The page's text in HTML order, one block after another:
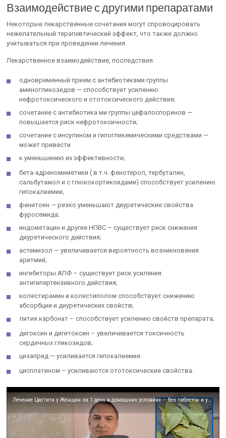
Взаимодействие с другими препаратами
Некоторые лекарственные сочетания могут спровоцировать
нежелательный терапевтический эффект, что также должно
учитываться при проведении лечения.
Лекарственное взаимодействие, последствия:
одновременный прием с антибиотиками группы
аминогликозидов — способствует усилению
нефротоксического и ототоксического действия;
сочетание с антибиотика ми группы цефалоспоринов —
повышается риск нефротоксичности;
сочетание с инсулином и гипогликемическими средствами —
может привести
к уменьшению их эффективности;
бета-адреномиметики ( в т.ч. фенотерол, тербуталин,
сальбутамол и с глюкокортикоидами) способствует усилению
гипокалиемии;
фенитоин — резко уменьшают диуретические свойства
фуросемида;
индометацин и другие НПВС – существует риск снижения
диуретического действия;
астемизол — увеличивается вероятность возникновения
аритмий;
ингибиторы АПФ – существует риск усиления
антигипертензивного действия;
колестирамин и колестиполом способствует снижению
абсорбции и диуретических свойств;
лития карбонат – способствует усилению свойств препарата;
дигоксин и дигитоксин – увеличивается токсичность
сердечных гликозидов;
цизаприд — усиливается гипокалиемия.
цисплатином – усиливаются ототоксические свойства.
Лечение Цистита у Женщин за 1 день в домашних условиях — без таблеток и уколов.